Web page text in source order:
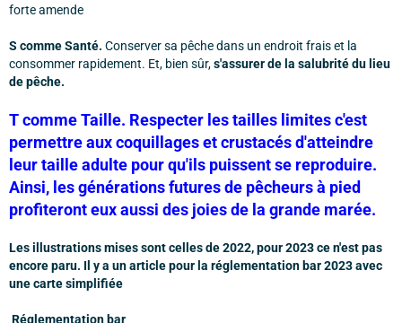
forte amende
S comme Santé. Conserver sa pêche dans un endroit frais et la
consommer rapidement. Et, bien sûr,s'assurer de la salubrité du lieu
de pêche.
T comme Taille. Respecter les tailles limites c'est
permettre aux coquillages et crustacés d'atteindre
leur taille adulte pour qu'ils puissent se reproduire.
Ainsi, les générations futures de pêcheurs à pied
profiteront eux aussi des joies de la grande marée.
Les illustrations mises sont celles de 2022, pour 2023 ce n'est pas
encore paru. Il y a un article pour la réglementation bar 2023 avec
une carte simplifiée
Réglementation bar